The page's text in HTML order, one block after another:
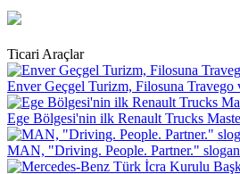
Ticari Araçlar
Enver Geçgel Turizm, Filosuna Travego
Ege Bölgesi'nin ilk Renault Trucks
MAN, "Driving. People. Partner."